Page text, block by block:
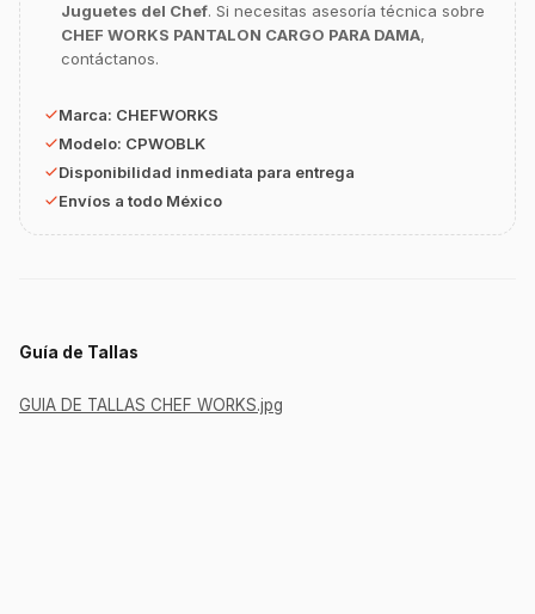
Juguetes del Chef. Si necesitas asesoría técnica sobre
CHEF WORKS PANTALON CARGO PARA DAMA,
contáctanos.
Marca: CHEFWORKS
Modelo: CPWOBLK
Disponibilidad inmediata para entrega
Envíos a todo México
Guía de Tallas
GUIA DE TALLAS CHEF WORKS.jpg
Buscar estufas industriales
Ver sucursales y contacto